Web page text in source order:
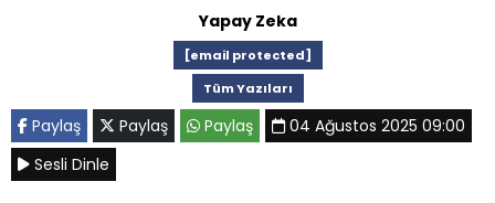
Yapay Zeka
[email protected]
Tüm Yazıları
Paylaş Paylaş Paylaş
04 Ağustos 2025 09:00
Sesli Dinle